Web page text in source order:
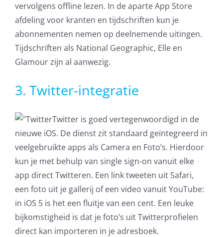
vervolgens offline lezen. In de aparte App Store
afdeling voor kranten en tijdschriften kun je
abonnementen nemen op deelnemende uitingen.
Tijdschriften als National Geographic, Elle en
Glamour zijn al aanwezig.
3. Twitter-integratie
Twitter is goed vertegenwoordigd in de
nieuwe iOS. De dienst zit standaard geïntegreerd in
veelgebruikte apps als Camera en Foto’s. Hierdoor
kun je met behulp van single sign-on vanuit elke
app direct Twitteren. Een link tweeten uit Safari,
een foto uit je gallerij of een video vanuit YouTube:
in iOS 5 is het een fluitje van een cent. Een leuke
bijkomstigheid is dat je foto’s uit Twitterprofielen
direct kan importeren in je adresboek.